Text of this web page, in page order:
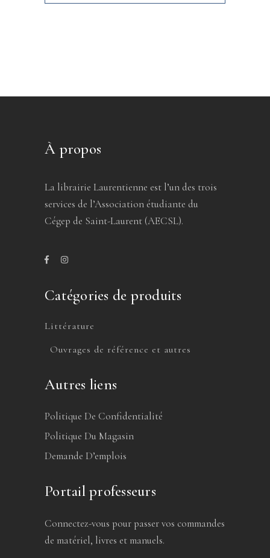
À propos
La librairie Laurentienne est l’un des trois
services de l’Association étudiante du
Cégep de Saint-Laurent (AECSL).
Catégories de produits
Littérature
Ouvrages de référence et autres
Autres liens
Politique De Confidentialité
Politique Du Magasin
Demande D’emplois
Portail professeurs
Connectez-vous pour passer vos commandes
de matériel, livres et manuels.